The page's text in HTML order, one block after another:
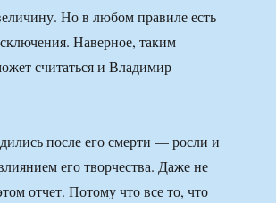
Но в любом правиле есть
Наверное, таким
считаться и Владимир
после его смерти — росли и
его творчества. Даже не
отчет. Потому что все то, что